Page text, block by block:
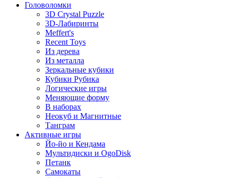
Головоломки
3D Crystal Puzzle
3D-Лабиринты
Meffert's
Recent Toys
Из дерева
Из металла
Зеркальные кубики
Кубики Рубика
Логические игры
Меняющие форму
В наборах
Неокуб и Магнитные
Танграм
Активные игры
Йо-йо и Кендама
Мультидиски и OgoDisk
Петанк
Самокаты